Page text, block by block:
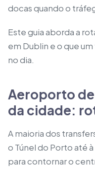
docas quando o
Este guia aborda a
em Dublin e o que
no dia.
Aeroporto
da cidade:
A maioria dos
o Túnel do Porto até
para contornar o